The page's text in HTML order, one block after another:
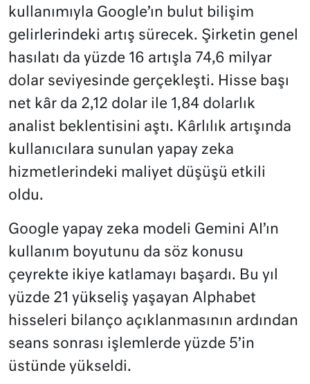
kullanımıyla Google’ın bulut bilişim
gelirlerindeki artış sürecek. Şirketin genel
hasılatı da yüzde 16 artışla 74,6 milyar
dolar seviyesinde gerçekleşti. Hisse başı
net kâr da 2,12 dolar ile 1,84 dolarlık
analist beklentisini aştı. Kârlılık artışında
kullanıcılara sunulan yapay zeka
hizmetlerindeki maliyet düşüşü etkili
oldu.
Google yapay zeka modeli Gemini AI’ın
kullanım boyutunu da söz konusu
çeyrekte ikiye katlamayı başardı. Bu yıl
yüzde 21 yükseliş yaşayan Alphabet
hisseleri bilanço açıklanmasının ardından
seans sonrası işlemlerde yüzde 5’in
üstünde yükseldi.